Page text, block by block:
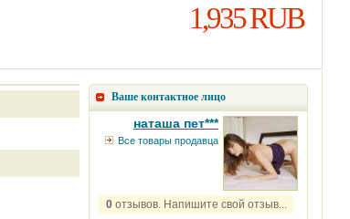
1,935 RUB
Ваше контактное лицо
наташа пет***
Все товары продавца
0отзывов. Напишите свой отзыв...